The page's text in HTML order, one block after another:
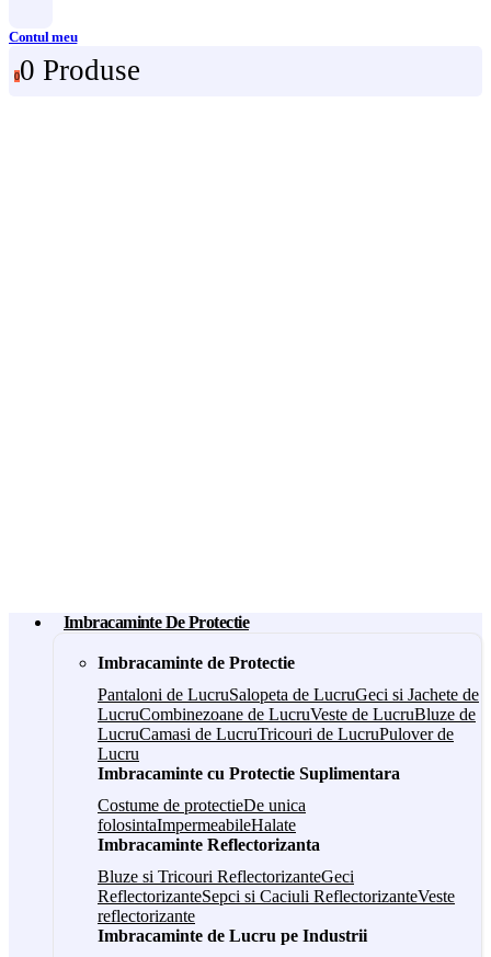
Contul meu
00 Produse
Imbracaminte De Protectie
Imbracaminte de Protectie
Pantaloni de LucruSalopeta de LucruGeci si Jachete de
LucruCombinezoane de LucruVeste de LucruBluze de
LucruCamasi de LucruTricouri de LucruPulover de
Lucru
Imbracaminte cu Protectie Suplimentara
Costume de protectieDe unica
folosintaImpermeabileHalate
Imbracaminte Reflectorizanta
Bluze si Tricouri ReflectorizanteGeci
ReflectorizanteSepci si Caciuli ReflectorizanteVeste
reflectorizante
Imbracaminte de Lucru pe Industrii